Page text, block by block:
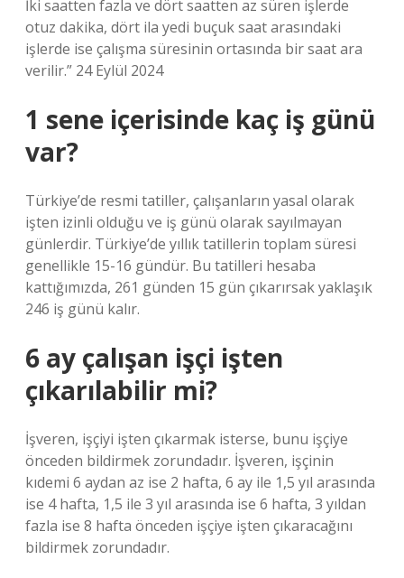
İki saatten fazla ve dört saatten az süren işlerde
otuz dakika, dört ila yedi buçuk saat arasındaki
işlerde ise çalışma süresinin ortasında bir saat ara
verilir.” 24 Eylül 2024
1 sene içerisinde kaç iş günü
var?
Türkiye’de resmi tatiller, çalışanların yasal olarak
işten izinli olduğu ve iş günü olarak sayılmayan
günlerdir. Türkiye’de yıllık tatillerin toplam süresi
genellikle 15-16 gündür. Bu tatilleri hesaba
kattığımızda, 261 günden 15 gün çıkarırsak yaklaşık
246 iş günü kalır.
6 ay çalışan işçi işten
çıkarılabilir mi?
İşveren, işçiyi işten çıkarmak isterse, bunu işçiye
önceden bildirmek zorundadır. İşveren, işçinin
kıdemi 6 aydan az ise 2 hafta, 6 ay ile 1,5 yıl arasında
ise 4 hafta, 1,5 ile 3 yıl arasında ise 6 hafta, 3 yıldan
fazla ise 8 hafta önceden işçiye işten çıkaracağını
bildirmek zorundadır.